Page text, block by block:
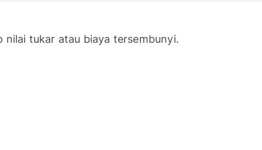
nilai tukar atau biaya tersembunyi.